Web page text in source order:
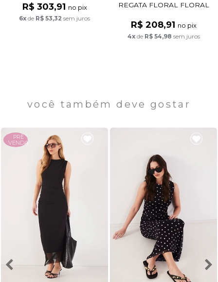
R$ 303,91 no pix
6x de R$ 53,32 sem juros
REGATA FLORAL FLORAL
R$ 208,91 no pix
4xde R$ 54,98 sem juros
você também deve gostar
PRÈ
VENDA